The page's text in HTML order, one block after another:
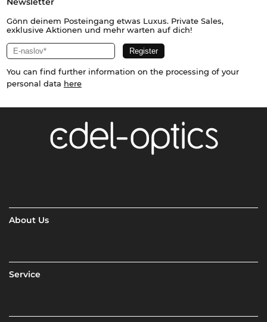
Gönn deinem Posteingang etwas Luxus. Private Sales,
exklusive Aktionen und mehr warten auf dich!
You can find further information on the processing of your
personal data here
About Us
Service